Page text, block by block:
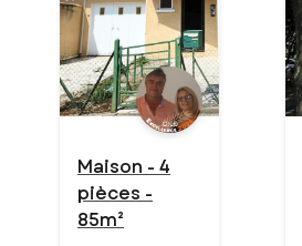
Maison - 4
pièces -
85m²